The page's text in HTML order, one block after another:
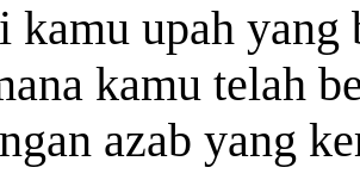
kamu upah
kamu telah
azab yang